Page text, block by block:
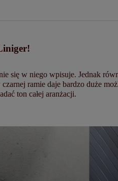
się w niego wpisuje. Jednak
ramie daje bardzo duże
ton całej aranżacji.